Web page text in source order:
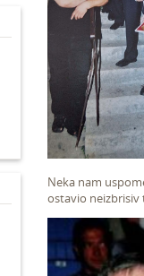
Neka nam
ostavio neizbrisiv